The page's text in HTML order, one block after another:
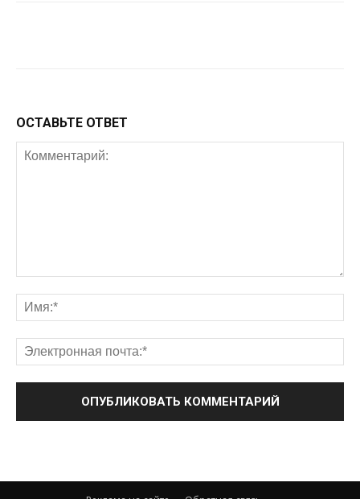
ОСТАВЬТЕ ОТВЕТ